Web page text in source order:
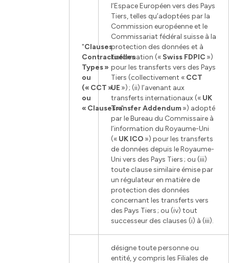
"Clauses
Contractuelles
Types »
ou
(« CCT »
ou
« Clauses »"
l’Espace Européen vers des Pays
Tiers, telles qu’adoptées par la
Commission européenne et le
Commissariat fédéral suisse à la
protection des données et à
l’information (« Swiss FDPIC »)
pour les transferts vers des Pays
Tiers (collectivement « CCT
UE ») ; (ii) l’avenant aux
transferts internationaux (« UK
Transfer Addendum ») adopté
par le Bureau du Commissaire à
l’information du Royaume-Uni
(« UK ICO ») pour les transferts
de données depuis le Royaume-
Uni vers des Pays Tiers ; ou (iii)
toute clause similaire émise par
un régulateur en matière de
protection des données
concernant les transferts vers
des Pays Tiers ; ou (iv) tout
successeur des clauses (i) à (iii).
désigne toute personne ou
entité, y compris les Filiales de